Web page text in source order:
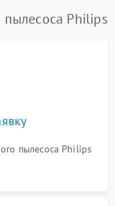
пылесоса Philips
пылесоса Philips